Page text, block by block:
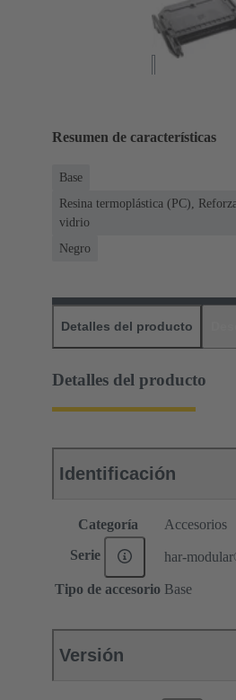
Resumen de características
Base
Resina termoplástica (PC),
vidrio
Negro
Detalles del producto
Detalles del producto
Identificación
Categoría Accesorios
Serie har-
Tipo de accesorio Base
Versión